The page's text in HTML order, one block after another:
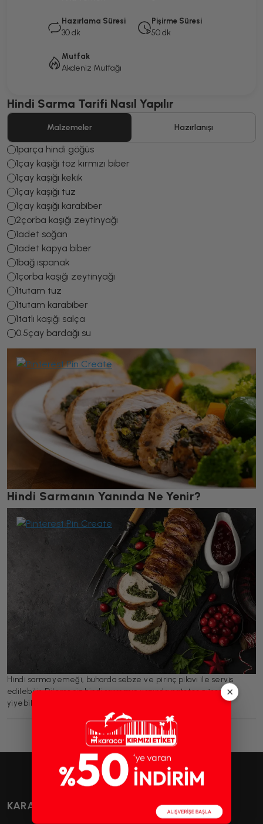
Hazırlama Süresi
30 dk
Pişirme Süresi
50 dk
Mutfak
Akdeniz Mutfağı
Hindi Sarma Tarifi Nasıl Yapılır
Malzemeler Hazırlanışı
1parça hindi göğüs
1çay kaşığı toz kırmızı biber
1çay kaşığı kekik
1çay kaşığı tuz
1çay kaşığı karabiber
2çorba kaşığı zeytinyağı
1adet soğan
1adet kapya biber
1bağ ıspanak
1çorba kaşığı zeytinyağı
1tutam tuz
1tutam karabiber
1tatlı kaşığı salça
0.5çay bardağı su
Hindi Sarmanın Yanında Ne Yenir?
Hindi sarma yemeği, buharda sebze ve pirinç pilavı ile servis
edilebilir. Dilerseniz hindi sarmanın yanında patates püresi de
yiyebilirsiniz.
KARACA’DA ALIŞVERİŞ
×